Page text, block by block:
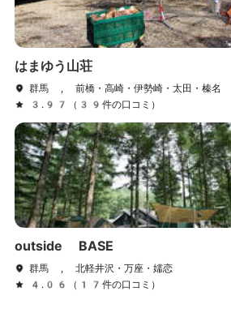
はまゆう山荘
群馬 , 前橋・高崎・伊勢崎・太田・榛名
3.97（39件の口コミ）
outside BASE
群馬 , 北軽井沢・万座・嬬恋
4.06（17件の口コミ）